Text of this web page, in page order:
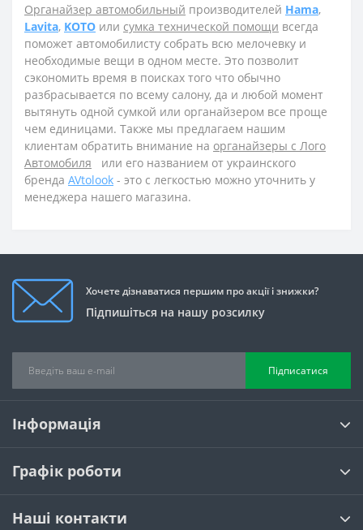
Органайзер автомобильный производителей Hama,
Lavita, KOTO или сумка технической помощи всегда
поможет автомобилисту собрать всю мелочевку и
необходимые вещи в одном месте. Это позволит
сэкономить время в поисках того что обычно
разбрасывается по всему салону, да и любой момент
вытянуть одной сумкой или органайзером все проще
чем единицами. Также мы предлагаем нашим
клиентам обратить внимание на органайзеры с Лого
Автомобиля или его названием от украинского
бренда AVtolook - это с легкостью можно уточнить у
менеджера нашего магазина.
Хочете дізнаватися першим про акції і знижки?
Підпишіться на нашу розсилку
Підписатися
Інформація
Графік роботи
Наші контакти